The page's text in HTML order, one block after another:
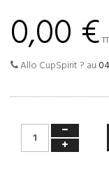
0,00 €
Allo CupSpirit ? au